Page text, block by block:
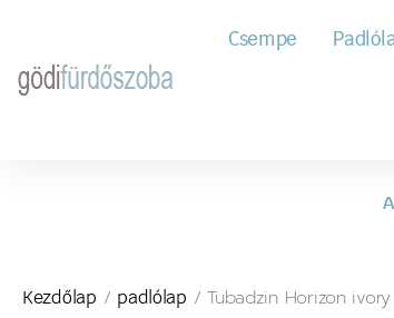
Csempe
Kezdőlap / padlólap / Tubadzin Horizon